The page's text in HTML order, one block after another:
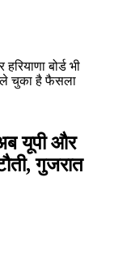
बोर्ड भी
ले चुका है फैसला
यूपी और
गुजरात